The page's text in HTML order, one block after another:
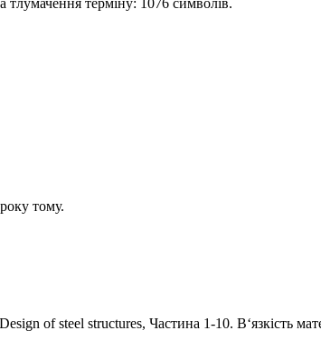
тому.
of steel structures, Частина 1-10. В‘язкість